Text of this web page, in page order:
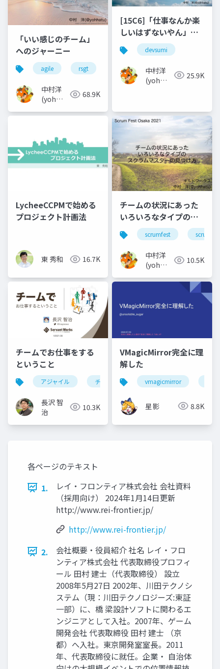
「いい感じのチーム」
へのジャーニー
agile rsgt チーム
中村洋
(yoh
68.9K
[15C6]「仕事なんか楽
しいはずないやん」に
反発し「ええと思うな
ら、やったらよろしい
やん」を胸に歩んでき
た話_2
devsumi
中村洋
(yoh
25.9K
LycheeCCPMで始める
プロジェクト計画法
東 秀和 16.7K
チームの状況にあった
いろいろなタイプのス
クラムマスターの見つ
け方 : How to find the
Scrum Master that
fits your team's
situation
scrumfest scrum
中村洋
(yoh
10.5K
チームでお仕事をする
ということ
アジャイル チーム devops ワークグルー
長沢 智
治
10.3K
VMagicMirror完全に理
解した
vmagicmirror
星影 8.8K
各ページのテキスト
1.
レイ・フロンティア株式会社 会社資料
（採用向け） 2024年1月14日更新
http://www.rei-frontier.jp/
http://www.rei-frontier.jp/
2.
会社概要・役員紹介 社名 レイ・フロ
ンティア株式会社 代表取締役プロフィ
ール 田村 建士（代表取締役） 設立
2008年5月27日 2002年、川田テクノシ
ステム（現：川田テクノロジーズ:東証
一部）に、橋 梁設計ソフトに関わるエ
ンジニアとして入社。2007年、ゲーム
開発会社 代表取締役 田村 建士 （京
都）へ入社。東京開発室室長。2011
年、代表取締役に就任。企業・ 自治体